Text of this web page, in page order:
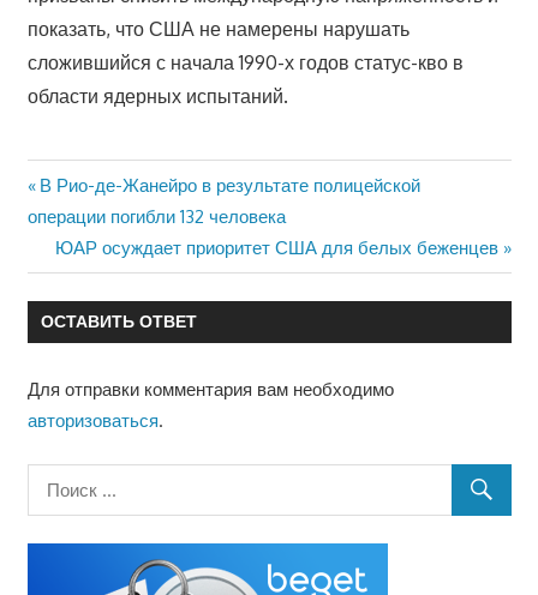
показать, что США не намерены нарушать
сложившийся с начала 1990-х годов статус-кво в
области ядерных испытаний.
Навигация
по
записям
Предыдущая
запись:
В Рио-де-Жанейро в результате полицейской
операции погибли 132 человека
Следующая
запись:
ЮАР осуждает приоритет США для белых беженцев
ОСТАВИТЬ ОТВЕТ
Для отправки комментария вам необходимо
авторизоваться.